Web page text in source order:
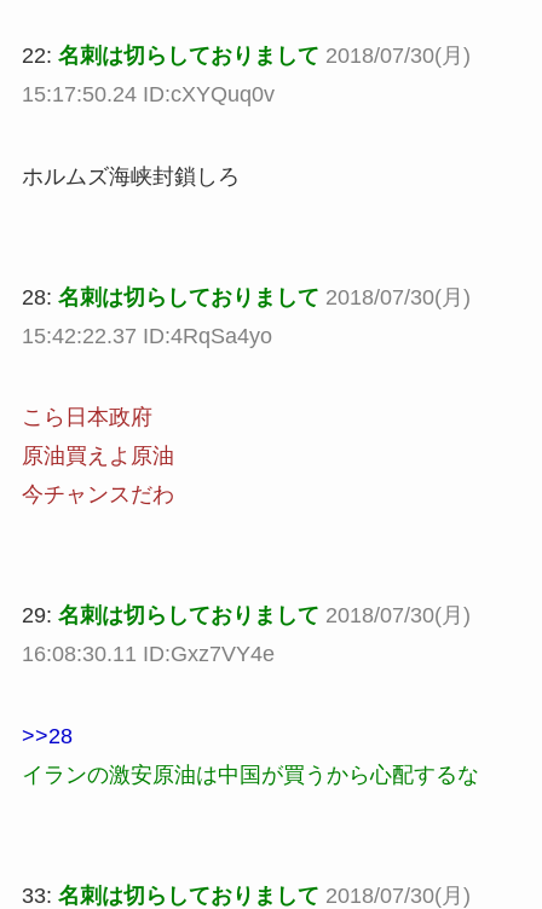
22: 名刺は切らしておりまして 2018/07/30(月)
15:17:50.24 ID:cXYQuq0v
ホルムズ海峡封鎖しろ
28: 名刺は切らしておりまして 2018/07/30(月)
15:42:22.37 ID:4RqSa4yo
こら日本政府
原油買えよ原油
今チャンスだわ
29: 名刺は切らしておりまして 2018/07/30(月)
16:08:30.11 ID:Gxz7VY4e
>>28
イランの激安原油は中国が買うから心配するな
33: 名刺は切らしておりまして 2018/07/30(月)